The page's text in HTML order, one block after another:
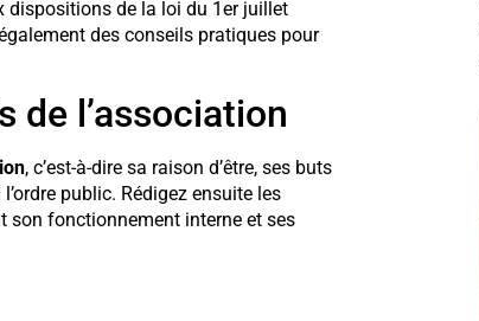
dispositions de la loi du 1er juillet
des conseils pratiques pour
de l’association
, c’est-à-dire sa raison d’être, ses buts
public. Rédigez ensuite les
fonctionnement interne et ses